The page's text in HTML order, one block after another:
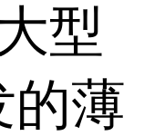
型
的薄